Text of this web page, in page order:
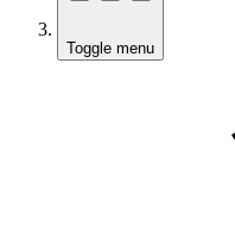
Toggle menu